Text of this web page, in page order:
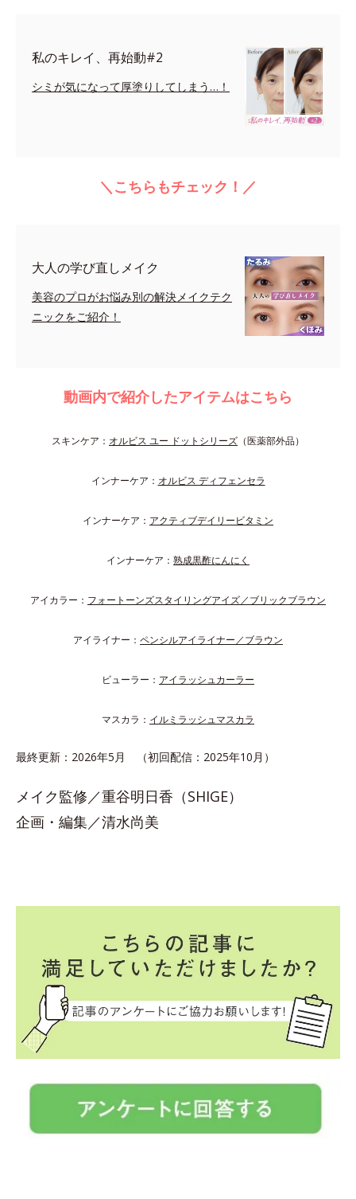
私のキレイ、再始動#2
シミが気になって厚塗りしてしまう…！
＼こちらもチェック！／
大人の学び直しメイク
美容のプロがお悩み別の解決メイクテク
ニックをご紹介！
動画内で紹介したアイテムはこちら
スキンケア： オルビス ユー ドットシリーズ （医薬部外品）
インナーケア： オルビス ディフェンセラ
インナーケア： アクティブデイリービタミン
インナーケア： 熟成黒酢にんにく
アイカラー： フォートーンズスタイリングアイズ／ブリックブラウン
アイライナー： ペンシルアイライナー／ブラウン
ビューラー： アイラッシュカーラー
マスカラ： イルミラッシュマスカラ
最終更新：2026年5月 （初回配信：2025年10月）
メイク監修／重谷明日香（SHIGE）
企画・編集／清水尚美